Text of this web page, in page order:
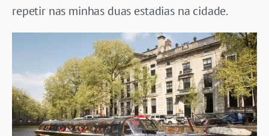
repetir nas minhas duas estadias na cidade.